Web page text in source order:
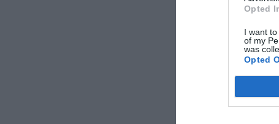
Opted
I want
of my
was
Opted